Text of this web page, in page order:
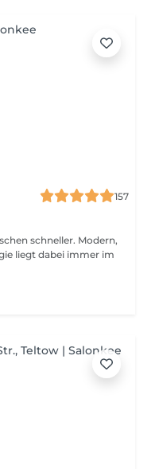
157
schneller. Modern,
liegt dabei immer im